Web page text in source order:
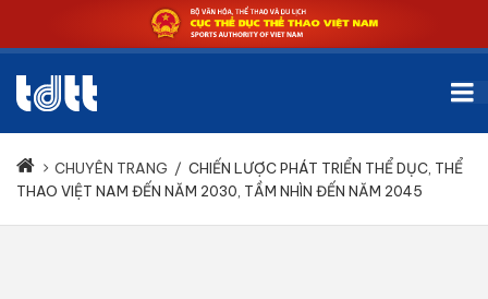
CHUYÊN TRANG / CHIẾN LƯỢC PHÁT TRIỂN THỂ DỤC, THỂ
THAO VIỆT NAM ĐẾN NĂM 2030, TẦM NHÌN ĐẾN NĂM 2045